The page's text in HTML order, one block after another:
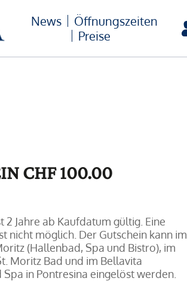
News
Öffnungszeiten
Preise
CHF 100.00
2 Jahre ab Kaufdatum gültig. Eine
nicht möglich. Der Gutschein kann im
(Hallenbad, Spa und Bistro), im
Moritz Bad und im Bellavita
in Pontresina eingelöst werden.